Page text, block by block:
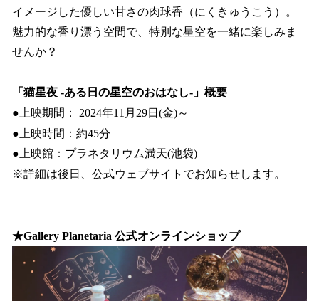
イメージした優しい甘さの肉球香（にくきゅうこう）。
魅力的な香り漂う空間で、特別な星空を一緒に楽しみま
せんか？
「猫星夜 -ある日の星空のおはなし-」概要
●上映期間： 2024年11月29日(金)～
●上映時間：約45分
●上映館：プラネタリウム満天(池袋)
※詳細は後日、公式ウェブサイトでお知らせします。
★Gallery Planetaria 公式オンラインショップ